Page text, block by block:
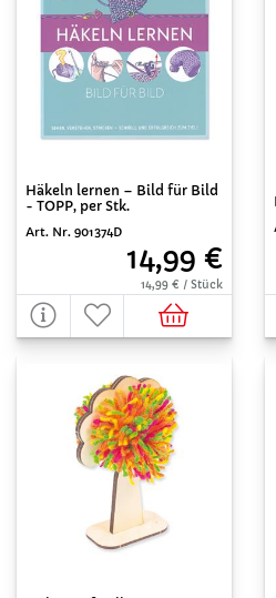
Häkeln lernen – Bild für Bild
- TOPP, per Stk.
Art. Nr. 901374D
14,99 €
14,99 € / Stück